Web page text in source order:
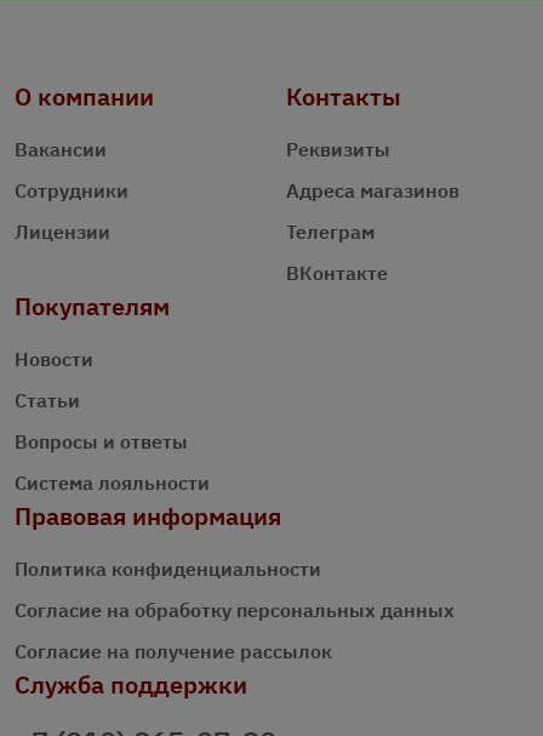
О компании
Вакансии
Сотрудники
Лицензии
Контакты
Реквизиты
Адреса магазинов
Телеграм
ВКонтакте
Покупателям
Новости
Статьи
Вопросы и ответы
Система лояльности
Правовая информация
Политика конфиденциальности
Согласие на обработку персональных данных
Согласие на получение рассылок
Служба поддержки